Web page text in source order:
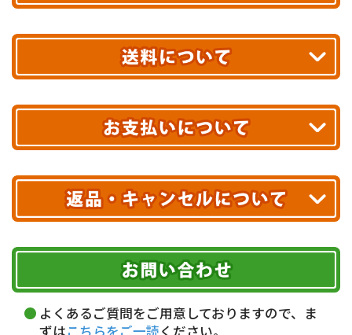
最短翌日お届け!
あす着エリアが対象です。
エリアやお届け日の確認はこちら▶
※ 配送業者による配送遅延が生じる可能性がございます。
※ 沖縄・離島はお届けできません。
送料無料!
10,000円未満 全国一律1,100円(税込)
配送業者
ヤマト運輸
お届け可能時間帯
午前中 14～16時
16～18時
18～20時
19～21時 指定なし
クレジットカード
代金引換(現金のみ)
5,000円未満…330円(税込)
期限を含むルール（条件）や、お客様にご負担い
ただく費用がございます。
詳しくはこちら▶
よくあるご質問をご用意しておりますので、ま
ずはこちらをご一読ください。